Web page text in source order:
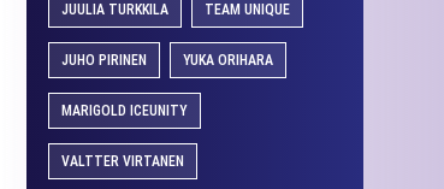
JUULIA TURKKILA TEAM UNIQUE
JUHO PIRINEN YUKA ORIHARA
MARIGOLD ICEUNITY
VALTTER VIRTANEN